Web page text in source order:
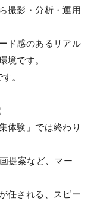
撮影・分析・運用
ド感のあるリアル
境です。
。
体験」では終わり
提案など、マー
任される、スピー